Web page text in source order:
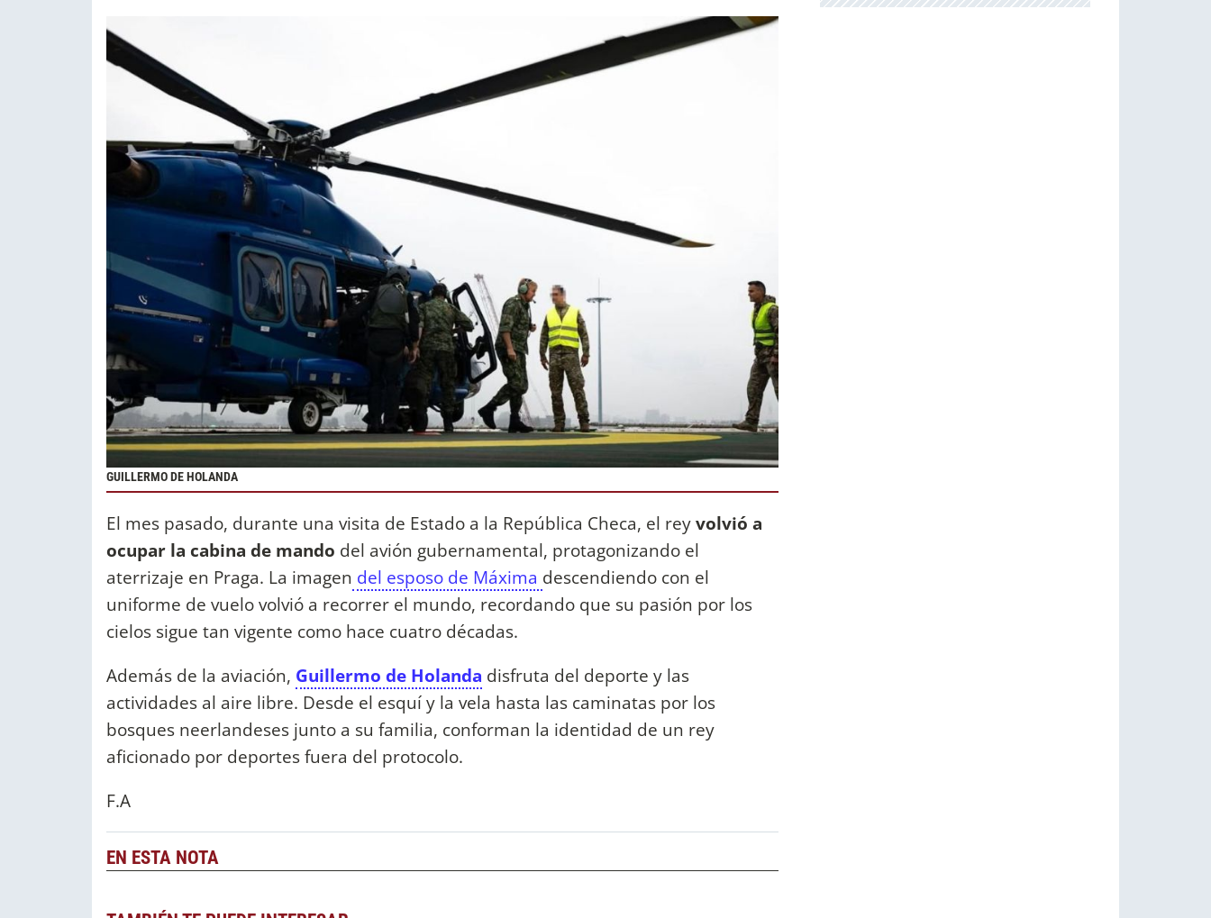
GUILLERMO DE HOLANDA
El mes pasado, durante una visita de Estado a la República Checa, el reyvolvió a
ocupar la cabina de mando del avión gubernamental, protagonizando el
aterrizaje en Praga. La imagen del esposo de Máxima descendiendo con el
uniforme de vuelo volvió a recorrer el mundo, recordando que su pasión por los
cielos sigue tan vigente como hace cuatro décadas.
Además de la aviación, Guillermo de Holanda disfruta del deporte y las
actividades al aire libre. Desde el esquí y la vela hasta las caminatas por los
bosques neerlandeses junto a su familia, conforman la identidad de un rey
aficionado por deportes fuera del protocolo.
F.A
EN ESTA NOTA